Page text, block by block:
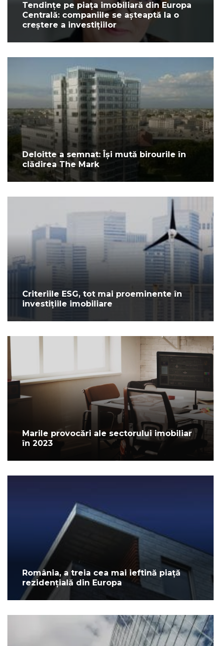
Tendințe pe piața imobiliară din Europa
Centrală: companiile se așteaptă la o
creștere a investițiilor
Deloitte a semnat: Își mută birourile în
clădirea The Mark
Criteriile ESG, tot mai proeminente în
investițiile imobiliare
Marile provocări ale sectorului imobiliar
în 2023
România, a treia cea mai ieftină piață
rezidențială din Europa